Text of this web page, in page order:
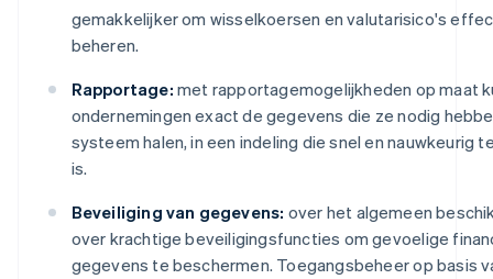
gemakkelijker om wisselkoersen en valutarisico's
beheren.
Rapportage: met rapportagemogelijkheden op maat
ondernemingen exact de gegevens die ze nodig
systeem halen, in een indeling die snel en nauwkeurig
is.
Beveiliging van gegevens: over het algemeen
over krachtige beveiligingsfuncties om gevoelige
gegevens te beschermen. Toegangsbeheer op basis